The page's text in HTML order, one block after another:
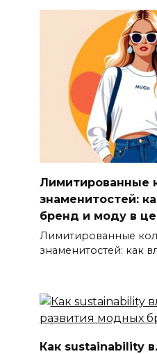
Лимитированные
знаменитостей:
бренд и моду в
Лимитированные
знаменитостей: как
Как sustainability